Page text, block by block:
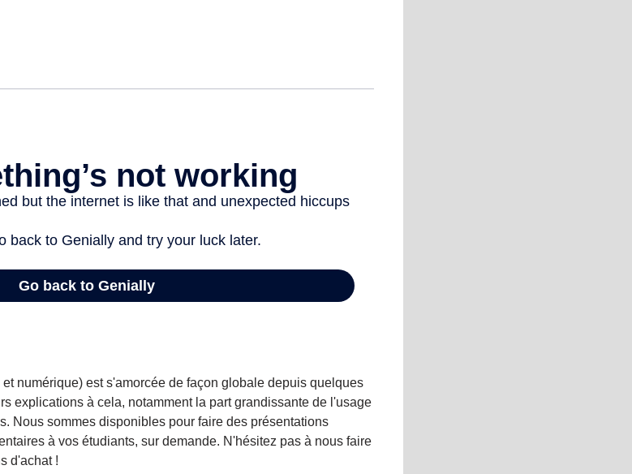
numérique) est s'amorcée de façon globale depuis quelques
explications à cela, notamment la part grandissante de l'usage
Nous sommes disponibles pour faire des présentations
à vos étudiants, sur demande. N'hésitez pas à nous faire
d'achat !